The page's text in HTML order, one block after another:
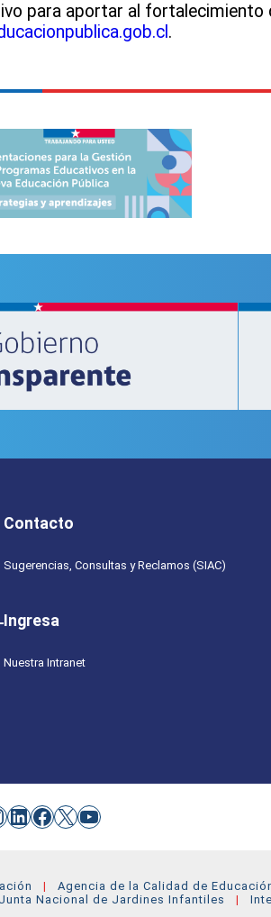
para aportar al fortalecimiento
.
Contacto
Sugerencias, Consultas y Reclamos (SIAC)
Ingresa
Nuestra Intranet
LinkedIn
Facebook
X YouTube
Agencia de la Calidad de
Junta Nacional de Jardines Infantiles